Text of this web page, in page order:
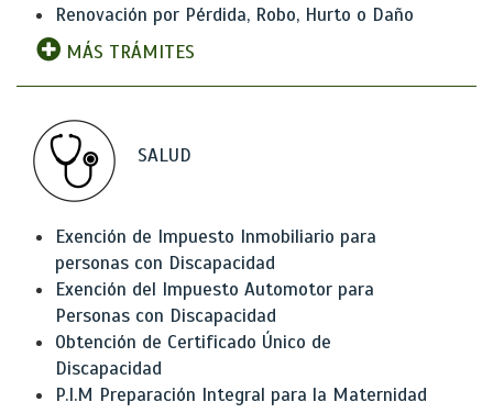
Renovación por Pérdida, Robo, Hurto o Daño
MÁS TRÁMITES
SALUD
Exención de Impuesto Inmobiliario para
personas con Discapacidad
Exención del Impuesto Automotor para
Personas con Discapacidad
Obtención de Certificado Único de
Discapacidad
P.I.M Preparación Integral para la Maternidad